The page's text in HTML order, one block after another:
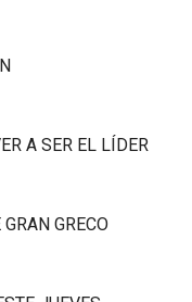
A SER EL LÍDER
GRECO